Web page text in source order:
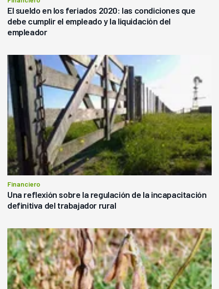
El sueldo en los feriados 2020: las condiciones que
debe cumplir el empleado y la liquidación del
empleador
Financiero
Una reflexión sobre la regulación de la incapacitación
definitiva del trabajador rural